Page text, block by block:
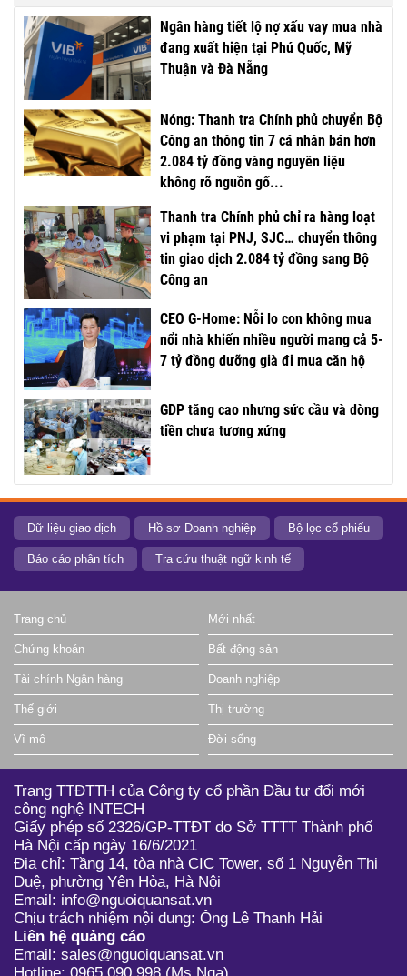
Ngân hàng tiết lộ nợ xấu vay mua nhà
đang xuất hiện tại Phú Quốc, Mỹ
Thuận và Đà Nẵng
Nóng: Thanh tra Chính phủ chuyển Bộ
Công an thông tin 7 cá nhân bán hơn
2.084 tỷ đồng vàng nguyên liệu
không rõ nguồn gố...
Thanh tra Chính phủ chỉ ra hàng loạt
vi phạm tại PNJ, SJC… chuyển thông
tin giao dịch 2.084 tỷ đồng sang Bộ
Công an
CEO G-Home: Nỗi lo con không mua
nổi nhà khiến nhiều người mang cả 5-
7 tỷ đồng dưỡng già đi mua căn hộ
GDP tăng cao nhưng sức cầu và dòng
tiền chưa tương xứng
Dữ liệu giao dịch Hồ sơ Doanh nghiệp Bộ lọc cổ phiếu
Báo cáo phân tích Tra cứu thuật ngữ kinh tế
Trang chủ Mới nhất
Chứng khoán Bất động sản
Tài chính Ngân hàng Doanh nghiệp
Thế giới Thị trường
Vĩ mô Đời sống
Trang TTĐTTH của Công ty cổ phần Đầu tư đổi mới
công nghệ INTECH
Giấy phép số 2326/GP-TTĐT do Sở TTTT Thành phố
Hà Nội cấp ngày 16/6/2021
Địa chỉ: Tầng 14, tòa nhà CIC Tower, số 1 Nguyễn Thị
Duệ, phường Yên Hòa, Hà Nội
Email: info@nguoiquansat.vn
Chịu trách nhiệm nội dung: Ông Lê Thanh Hải
Liên hệ quảng cáo
Email: sales@nguoiquansat.vn